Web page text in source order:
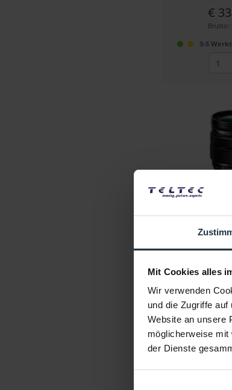
Mit Cookies alles
Wir verwenden
und die Zugriffe
Website an unsere
möglicherweise
der Dienste
€
Brutto:
3-5
OM SYSTEM
12-40mm
12- 40 mm
€
Brutto:
3-5